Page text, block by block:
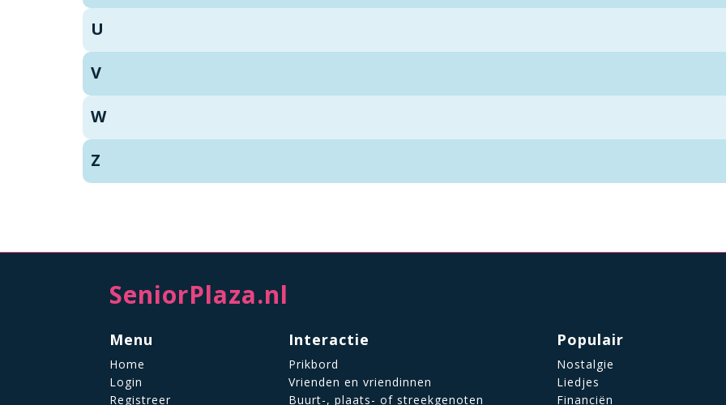
U
V
W
Z
SeniorPlaza.nl
Menu
Home
Login
Registreer
Interactie
Prikbord
Vrienden en vriendinnen
Buurt-, plaats- of streekgenoten
Populair
Nostalgie
Liedjes
Financiën